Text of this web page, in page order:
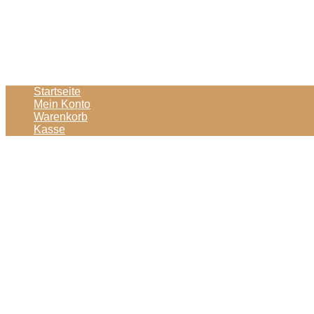
Startseite
Mein Konto
Warenkorb
Kasse